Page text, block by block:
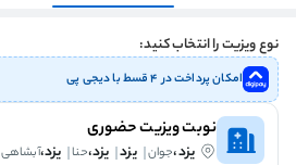
نوع ویزیت را انتخاب کنید:
امکان پرداخت در ۴ قسط با دیجی پی
نوبت ویزیت حضوری
یزد،جوان یزد یزد،حنا یزد،آبشاهی